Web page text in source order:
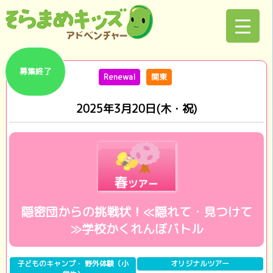
募集終了 Renewal 関東
2025年3月20日(木・祝)
隠密団からの挑戦状！≪隠れて・見つけて
≫学校かくれんぼバトル
子どものキャンプ・ 野外体験（小
オリジナルツアー